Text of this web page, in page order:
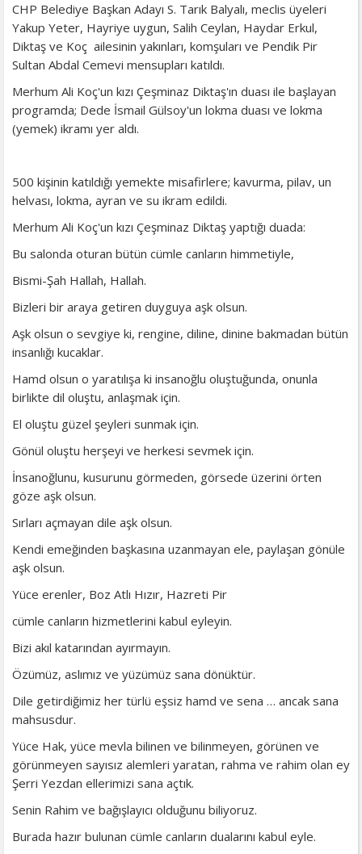
CHP Belediye Başkan Adayı S. Tarık Balyalı, meclis üyeleri
Yakup Yeter, Hayriye uygun, Salih Ceylan, Haydar Erkul,
Diktaş ve Koç ailesinin yakınları, komşuları ve Pendik Pir
Sultan Abdal Cemevi mensupları katıldı.
Merhum Ali Koç'un kızı Çeşminaz Diktaş'ın duası ile başlayan
programda; Dede İsmail Gülsoy'un lokma duası ve lokma
(yemek) ikramı yer aldı.
500 kişinin katıldığı yemekte misafirlere; kavurma, pilav, un
helvası, lokma, ayran ve su ikram edildi.
Merhum Ali Koç'un kızı Çeşminaz Diktaş yaptığı duada:
Bu salonda oturan bütün cümle canların himmetiyle,
Bismi-Şah Hallah, Hallah.
Bizleri bir araya getiren duyguya aşk olsun.
Aşk olsun o sevgiye ki, rengine, diline, dinine bakmadan bütün
insanlığı kucaklar.
Hamd olsun o yaratılışa ki insanoğlu oluştuğunda, onunla
birlikte dil oluştu, anlaşmak için.
El oluştu güzel şeyleri sunmak için.
Gönül oluştu herşeyi ve herkesi sevmek için.
İnsanoğlunu, kusurunu görmeden, görsede üzerini örten
göze aşk olsun.
Sırları açmayan dile aşk olsun.
Kendi emeğinden başkasına uzanmayan ele, paylaşan gönüle
aşk olsun.
Yüce erenler, Boz Atlı Hızır, Hazreti Pir
cümle canların hizmetlerini kabul eyleyin.
Bizi akıl katarından ayırmayın.
Özümüz, aslımız ve yüzümüz sana dönüktür.
Dile getirdiğimiz her türlü eşsiz hamd ve sena … ancak sana
mahsusdur.
Yüce Hak, yüce mevla bilinen ve bilinmeyen, görünen ve
görünmeyen sayısız alemleri yaratan, rahma ve rahim olan ey
Şerri Yezdan ellerimizi sana açtık.
Senin Rahim ve bağışlayıcı olduğunu biliyoruz.
Burada hazır bulunan cümle canların dualarını kabul eyle.